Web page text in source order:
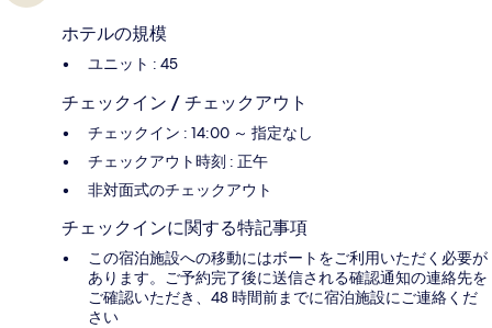
ホテルの規模
ユニット : 45
チェックイン / チェックアウト
チェックイン : 14:00 ～ 指定なし
チェックアウト時刻 : 正午
非対面式のチェックアウト
チェックインに関する特記事項
この宿泊施設への移動にはボートをご利用いただく必要が
あります。ご予約完了後に送信される確認通知の連絡先を
ご確認いただき、48 時間前までに宿泊施設にご連絡くだ
さい